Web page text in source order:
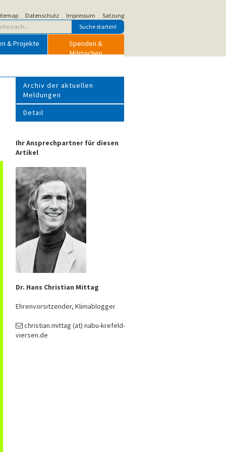
Datenschutz Impressum Satzung
& Projekte
Spenden &
Mitmachen
Archiv der aktuellen
Meldungen
Detail